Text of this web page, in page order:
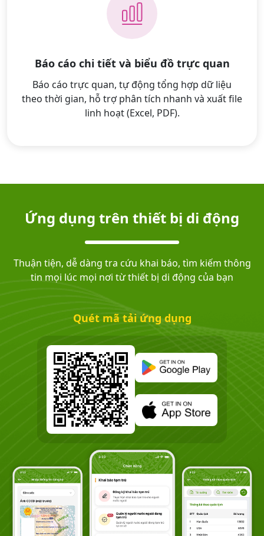
Báo cáo chi tiết và biểu đồ trực quan
Báo cáo trực quan, tự động tổng hợp dữ liệu
theo thời gian, hỗ trợ phân tích nhanh và xuất file
linh hoạt (Excel, PDF).
Ứng dụng trên thiết bị di động
Thuận tiện, dễ dàng tra cứu khai báo, tìm kiếm thông
tin mọi lúc mọi nơi từ thiết bị di động của bạn
Quét mã tải ứng dụng